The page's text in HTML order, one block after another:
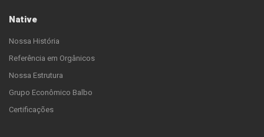
Native
Nossa História
Referência em Orgânicos
Nossa Estrutura
Grupo Econômico Balbo
Certificações